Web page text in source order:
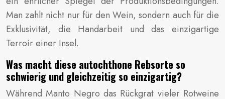
Man zahlt nicht nur für den Wein, sondern auch für die
Exklusivität, die Handarbeit und das einzigartige
Terroir einer Insel.
Was macht diese autochthone Rebsorte so
schwierig und gleichzeitig so einzigartig?
Während Manto Negro das Rückgrat vieler Rotweine